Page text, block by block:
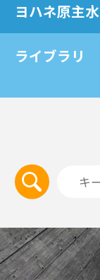
ヨハネ原主水
ライブラリ